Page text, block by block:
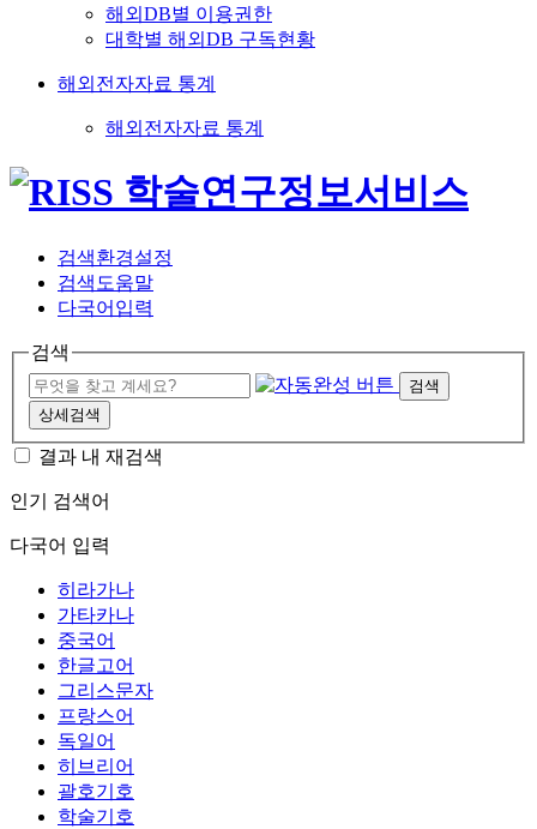
해외DB별 이용권한
대학별 해외DB 구독현황
해외전자자료 통계
해외전자자료 통계
검색환경설정
검색도움말
다국어입력
검색
검색
상세검색
결과 내 재검색
인기 검색어
다국어 입력
히라가나
가타카나
중국어
한글고어
그리스문자
프랑스어
독일어
히브리어
괄호기호
학술기호